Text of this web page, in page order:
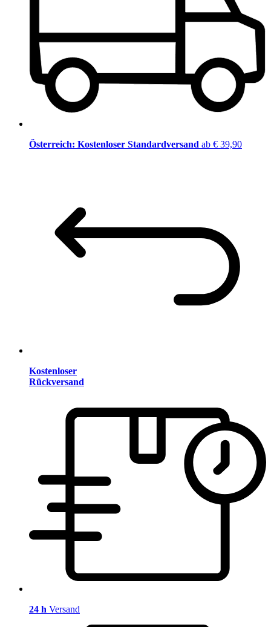
Österreich: Kostenloser Standardversand ab € 39,90
Kostenloser
Rückversand
24 h Versand